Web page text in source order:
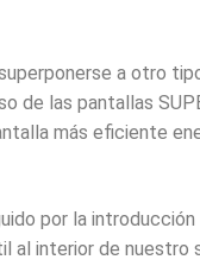
a otro
las pantallas
más eficiente
por la
interior de nuestro